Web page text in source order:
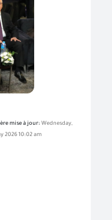
mise à jour: Wednesday,
2026 10:02 am